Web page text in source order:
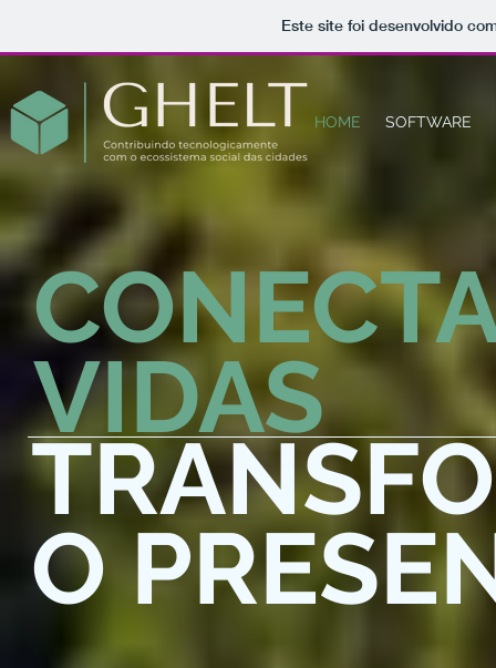
Este site foi desenvolvido
HOME SOFTWARE
VIDAS
O